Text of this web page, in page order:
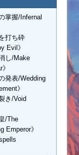
掌握/Infernal
打ち砕
Evil》
し/Make
発表/Wedding
》
き/Void
/The
Emperor》